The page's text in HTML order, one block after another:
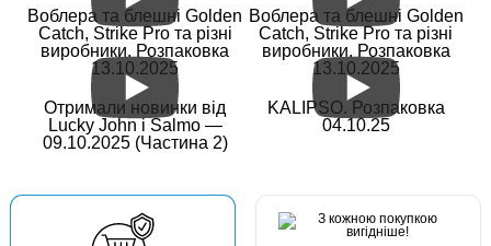
Воблера та блешні Golden
Catch, Strike Pro та різні
виробники. Розпаковка
13.10.2025
Воблера та блешні Golden
Catch, Strike Pro та різні
виробники. Розпаковка
13.10.2025
Отримали новинки від
Lucky John і Salmo —
09.10.2025 (Частина 2)
KALIPSO. Розпаковка
04.10.25